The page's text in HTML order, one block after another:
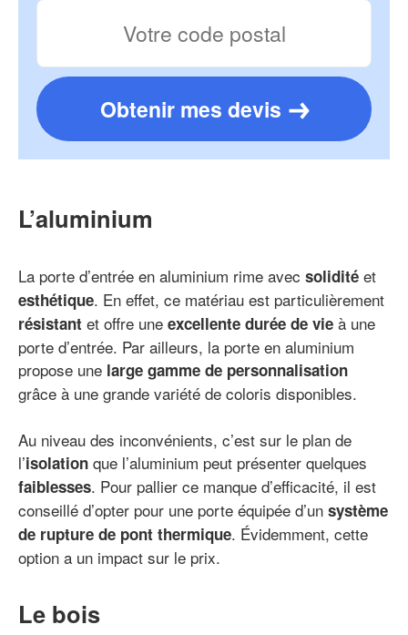
Obtenir mes devis
L’aluminium
La porte d’entrée en aluminium rime avec solidité et
esthétique. En effet, ce matériau est particulièrement
résistant et offre une excellente durée de vie à une
porte d’entrée. Par ailleurs, la porte en aluminium
propose une large gamme de personnalisation
grâce à une grande variété de coloris disponibles.
Au niveau des inconvénients, c’est sur le plan de
l’isolation que l’aluminium peut présenter quelques
faiblesses. Pour pallier ce manque d’efficacité, il est
conseillé d’opter pour une porte équipée d’un système
de rupture de pont thermique. Évidemment, cette
option a un impact sur le prix.
Le bois